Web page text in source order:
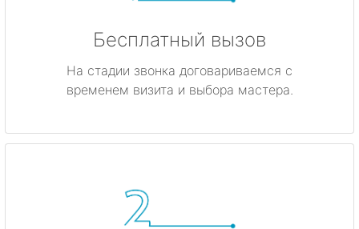
Бесплатный вызов
На стадии звонка договариваемся с
временем визита и выбора мастера.